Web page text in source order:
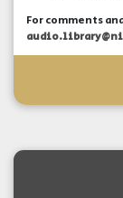
For comments